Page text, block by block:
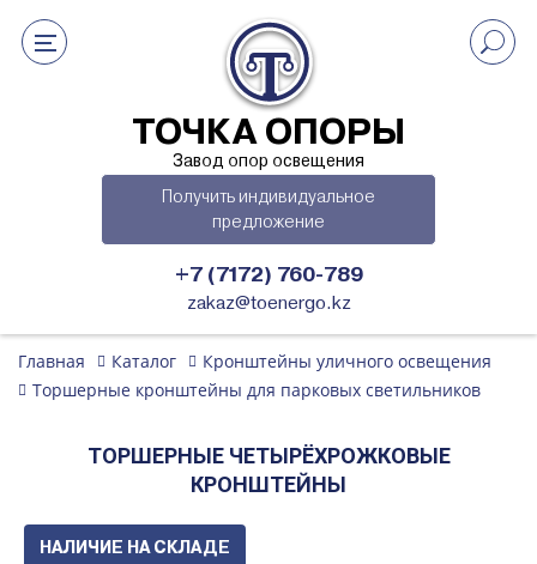
ТОЧКА ОПОРЫ
Завод опор освещения
Получить индивидуальное
предложение
+7 (7172) 760-789
zakaz@toenergo.kz
Главная Каталог
Кронштейны уличного освещения
Торшерные кронштейны для парковых светильников
ТОРШЕРНЫЕ ЧЕТЫРЁХРОЖКОВЫЕ
КРОНШТЕЙНЫ
НАЛИЧИЕ НА СКЛАДЕ